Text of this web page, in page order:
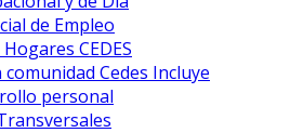
de Empleo
CEDES
Cedes Incluye
personal